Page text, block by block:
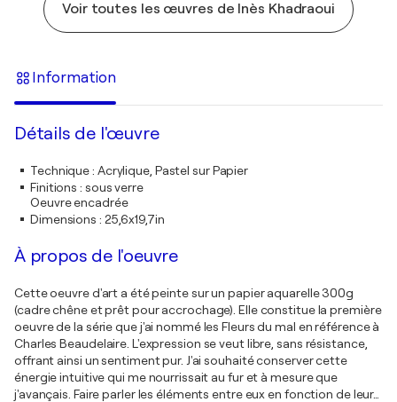
Voir toutes les œuvres de Inès Khadraoui
Information
Détails de l'œuvre
Technique: Acrylique, Pastel sur Papier
Finitions : sous verre
Oeuvre encadrée
Dimensions : 25,6x19,7in
À propos de l'oeuvre
Cette oeuvre d'art a été peinte sur un papier aquarelle 300g
(cadre chêne et prêt pour accrochage). Elle constitue la première
oeuvre de la série que j'ai nommé les Fleurs du mal en référence à
Charles Beaudelaire. L'expression se veut libre, sans résistance,
offrant ainsi un sentiment pur. J'ai souhaité conserver cette
énergie intuitive qui me nourrissait au fur et à mesure que
j'avançais. Faire parler les éléments entre eux en fonction de leur…